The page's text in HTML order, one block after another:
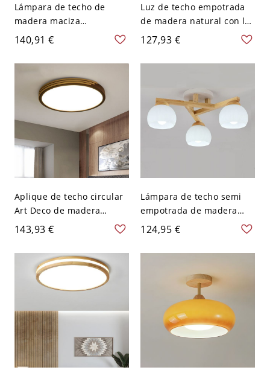
Lámpara de techo de
madera maciza
escandinava de montaje
al ras, luminaria LED
ultrafina de perfil bajo
para dormitorio - 110 A
120 V Color natural (color
madera natural) Círculo
22,86 cm
140,91 €
Luz de techo empotrada
de madera natural con luz
blanca, pantalla circular
de polímero de 1 luz,
estilo moderno, conexión
127,93 €
Aplique de techo circular
Art Deco de madera
ámbar con pantalla de
polímero, 110V-120V, 12"
143,93 €
Lámpara de techo semi
empotrada de madera
moderna con globo de
vidrio blanco y elegancia
atemporal - 110 A 120 V 3
124,95 €